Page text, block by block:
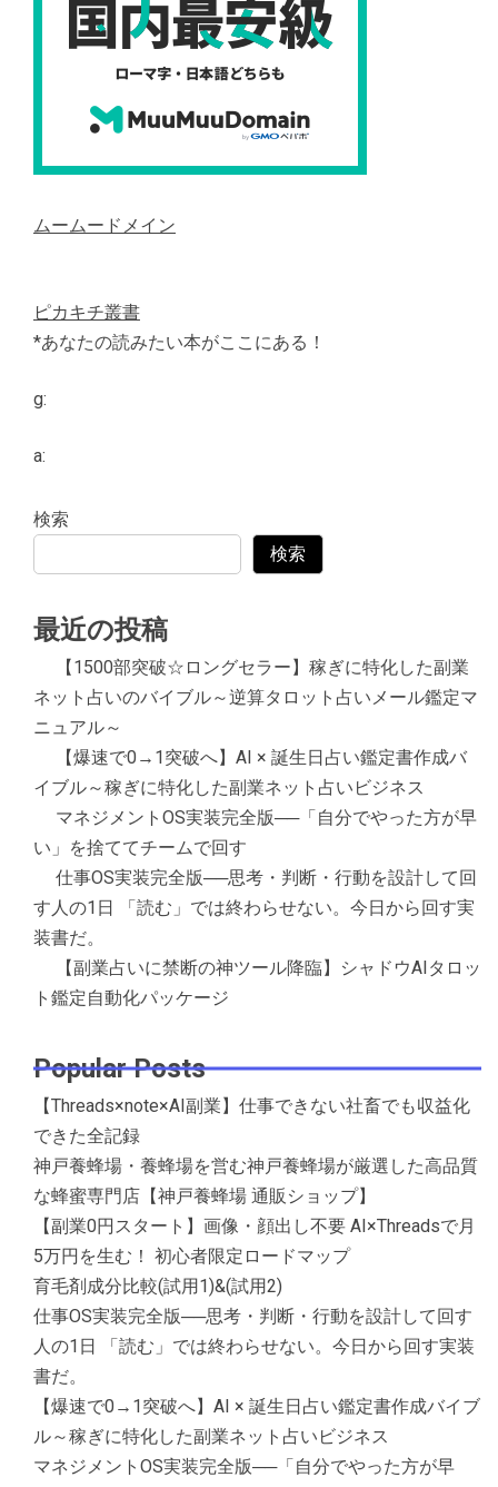
ムームードメイン
ピカキチ叢書
*あなたの読みたい本がここにある！
g:
a:
検索
検索
最近の投稿
【1500部突破☆ロングセラー】稼ぎに特化した副業
ネット占いのバイブル～逆算タロット占いメール鑑定マ
ニュアル～
【爆速で0→1突破へ】AI × 誕生日占い鑑定書作成バ
イブル～稼ぎに特化した副業ネット占いビジネス
マネジメントOS実装完全版──「自分でやった方が早
い」を捨ててチームで回す
仕事OS実装完全版──思考・判断・行動を設計して回
す人の1日 「読む」では終わらせない。今日から回す実
装書だ。
【副業占いに禁断の神ツール降臨】シャドウAIタロッ
ト鑑定自動化パッケージ
Popular Posts
【Threads×note×AI副業】仕事できない社畜でも収益化
できた全記録
神戸養蜂場・養蜂場を営む神戸養蜂場が厳選した高品質
な蜂蜜専門店【神戸養蜂場 通販ショップ】
【副業0円スタート】画像・顔出し不要 AI×Threadsで月
5万円を生む！ 初心者限定ロードマップ
育毛剤成分比較(試用1)&(試用2)
仕事OS実装完全版──思考・判断・行動を設計して回す
人の1日 「読む」では終わらせない。今日から回す実装
書だ。
【爆速で0→1突破へ】AI × 誕生日占い鑑定書作成バイブ
ル～稼ぎに特化した副業ネット占いビジネス
マネジメントOS実装完全版──「自分でやった方が早